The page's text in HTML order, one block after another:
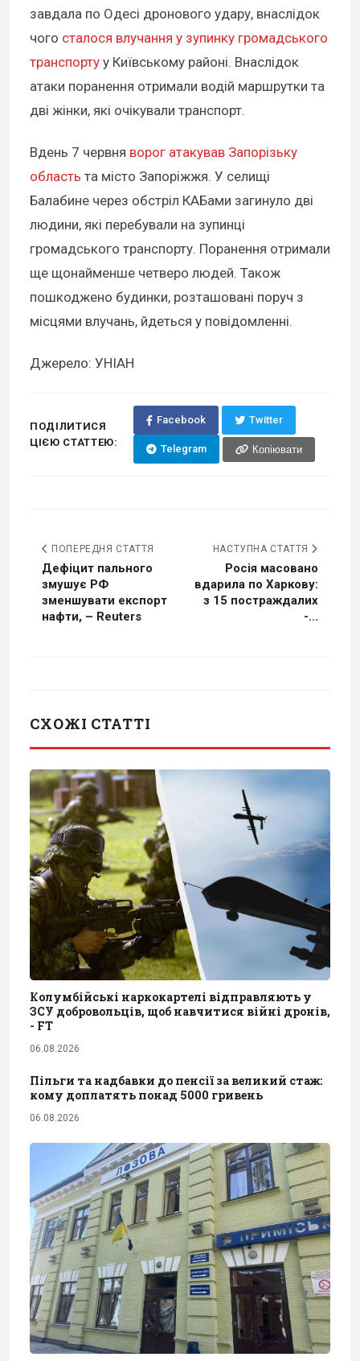
завдала по Одесі дронового удару, внаслідок
чого сталося влучання у зупинку громадського
транспорту у Київському районі. Внаслідок
атаки поранення отримали водій маршрутки та
дві жінки, які очікували транспорт.
Вдень 7 червня ворог атакував Запорізьку
область та місто Запоріжжя. У селищі
Балабине через обстріл КАБами загинуло дві
людини, які перебували на зупинці
громадського транспорту. Поранення отримали
ще щонайменше четверо людей. Також
пошкоджено будинки, розташовані поруч з
місцями влучань, йдеться у повідомленні.
Джерело: УНІАН
ПОДІЛИТИСЯ
ЦІЄЮ СТАТТЕЮ:
Facebook Twitter
Telegram Копіювати
ПОПЕРЕДНЯ СТАТТЯ
Дефіцит пального
змушує РФ
зменшувати експорт
нафти, – Reuters
НАСТУПНА СТАТТЯ
Росія масовано
вдарила по Харкову:
з 15 постраждалих
-...
СХОЖІ СТАТТІ
Колумбійські наркокартелі відправляють у
ЗСУ добровольців, щоб навчитися війні дронів,
- FT
06.08.2026
Пільги та надбавки до пенсії за великий стаж:
кому доплатять понад 5000 гривень
06.08.2026